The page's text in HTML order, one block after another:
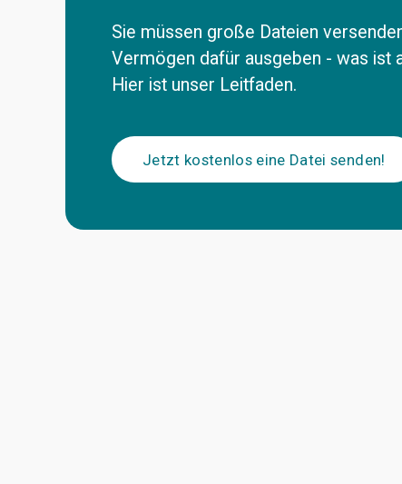
Sie müssen große Dateien
Vermögen dafür ausgeben - was ist
Hier ist unser Leitfaden.
Jetzt kostenlos eine Datei senden!